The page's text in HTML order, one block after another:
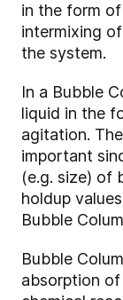
in the form
intermixing
the system.
In a Bubble
liquid in the
agitation.
important
(e.g. size) of
holdup
Bubble
Bubble
absorption